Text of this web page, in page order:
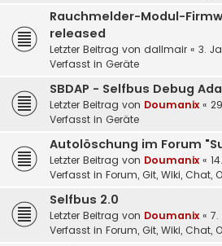
Rauchmelder-Modul-
released
Letzter Beitrag von dallmair « 3.
Verfasst in Geräte
SBDAP - Selfbus Debug
Letzter Beitrag von Doumanix «
Verfasst in Geräte
Autolöschung im Forum
Letzter Beitrag von Doumanix «
Verfasst in Forum, Git, Wiki, Chat,
Selfbus 2.0
Letzter Beitrag von Doumanix « 7.
Verfasst in Forum, Git, Wiki, Chat,